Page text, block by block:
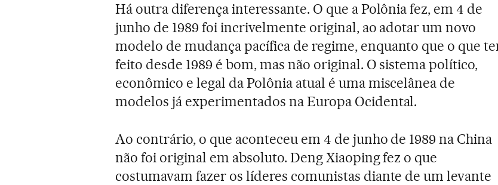
Há outra diferença interessante. O que a Polônia fez, em 4 de
junho de 1989 foi incrivelmente original, ao adotar um novo
modelo de mudança pacífica de regime, enquanto que o que
feito desde 1989 é bom, mas não original. O sistema político,
econômico e legal da Polônia atual é uma miscelânea de
modelos já experimentados na Europa Ocidental.
Ao contrário, o que aconteceu em 4 de junho de 1989 na China
não foi original em absoluto. Deng Xiaoping fez o que
costumavam fazer os líderes comunistas diante de um levante